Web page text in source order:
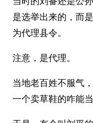
是选举出来的，而
为代理县令。
注意，是代理。
当地老百姓不服气
一个卖草鞋的咋能